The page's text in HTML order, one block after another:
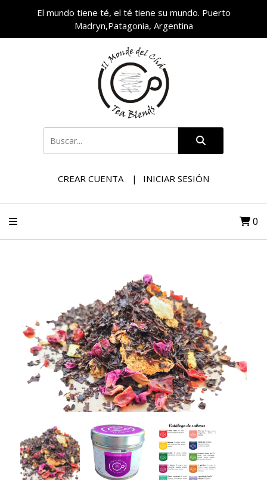
El mundo tiene té, el té tiene su mundo. Puerto
Madryn,Patagonia, Argentina
CREAR CUENTA INICIAR SESIÓN
0